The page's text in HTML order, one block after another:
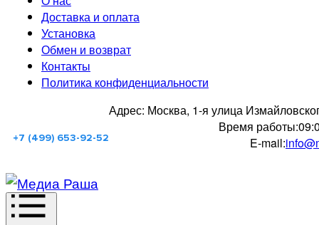
Доставка и оплата
Установка
Обмен и возврат
Контакты
Политика конфиденциальности
+7 (499) 653-92-52
Адрес: Москва, 1-я улица
Время работы:
E-mail: